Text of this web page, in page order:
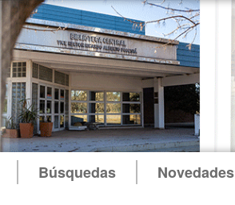
Búsquedas Novedades